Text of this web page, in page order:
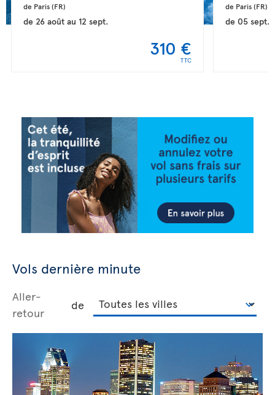
de Paris (FR)
de 26 aoûtau 12 sept.
310 €
TTC
de Paris (FR)
de 05 sept.
Vols dernière minute
Aller-
retour
de